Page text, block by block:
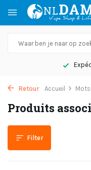
Retour Accueil
Produits
Filter